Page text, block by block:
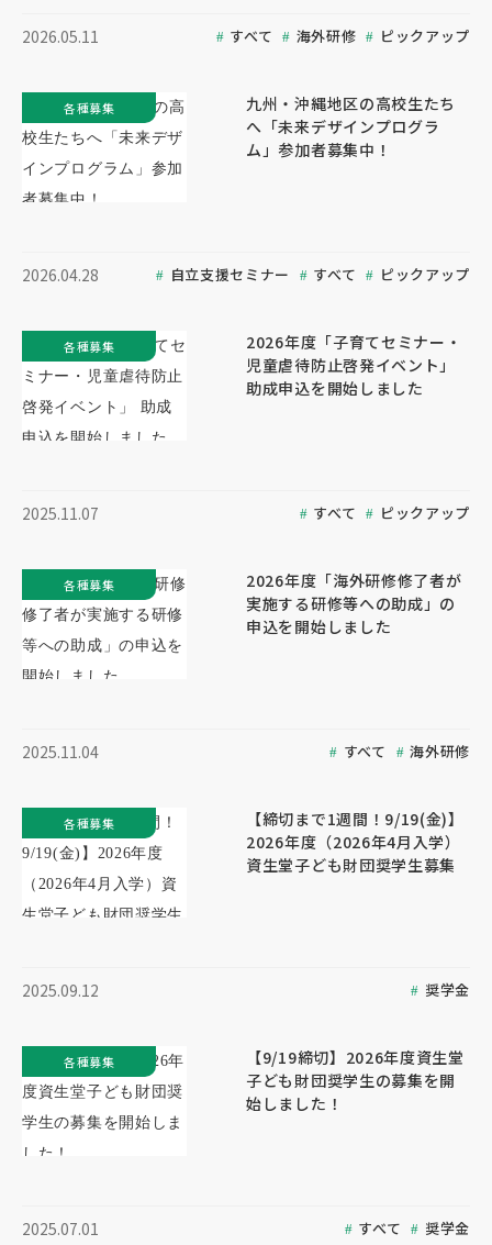
2026.05.11 すべて 海外研修 ピックアップ
九州・沖縄地区の高校生たち
へ「未来デザインプログラ
ム」参加者募集中！
2026.04.28 自立支援セミナー すべて ピックアップ
各種募集
2026年度「子育てセミナー・
児童虐待防止啓発イベント」
助成申込を開始しました
2025.11.07 すべて ピックアップ
各種募集
2026年度「海外研修修了者が
実施する研修等への助成」の
申込を開始しました
2025.11.04 すべて 海外研修
各種募集
【締切まで1週間！9/19(金)】
2026年度（2026年4月入学）
資生堂子ども財団奨学生募集
2025.09.12 奨学金
各種募集
【9/19締切】2026年度資生堂
子ども財団奨学生の募集を開
始しました！
2025.07.01 すべて 奨学金
各種募集